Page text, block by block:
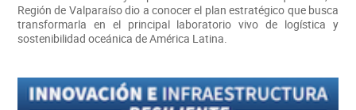
Región de Valparaíso dio a conocer el plan estratégico que busca
transformarla en el principal laboratorio vivo de logística y
sostenibilidad oceánica de América Latina.